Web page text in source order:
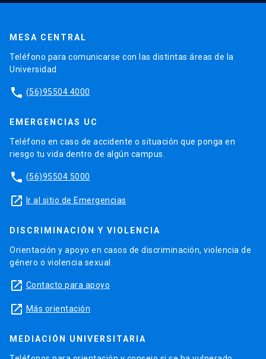
MESA CENTRAL
Teléfono para comunicarse con las distintas áreas de la
Universidad.
phone (56)95504 4000
EMERGENCIAS UC
Teléfono en caso de accidente o situación que ponga en
riesgo tu vida dentro de algún campus.
phone (56)95504 5000
launch Ir al sitio de Emergencias
DISCRIMINACIÓN Y VIOLENCIA
Orientación y apoyo en casos de discriminación, violencia de
género o violencia sexual.
launch Contacto para apoyo
launch Más orientación
MEDIACIÓN UNIVERSITARIA